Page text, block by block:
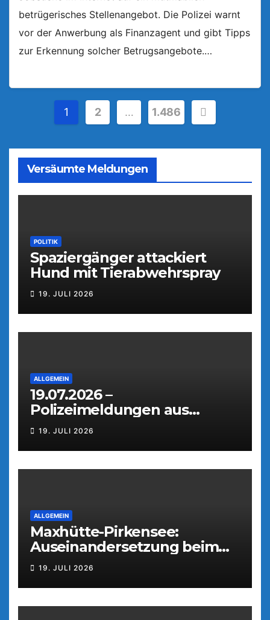
betrügerisches Stellenangebot. Die Polizei warnt
vor der Anwerbung als Finanzagent und gibt Tipps
zur Erkennung solcher Betrugsangebote.…
Seitennummerierung
Beiträge
1 2 … 1.486
Versäumte Meldungen
POLITIK
Spaziergänger attackiert
Hund mit Tierabwehrspray
19. JULI 2026
ALLGEMEIN
19.07.2026 –
Polizeimeldungen aus
Weiden
19. JULI 2026
ALLGEMEIN
Maxhütte-Pirkensee:
Auseinandersetzung beim
Parkfest
19. JULI 2026